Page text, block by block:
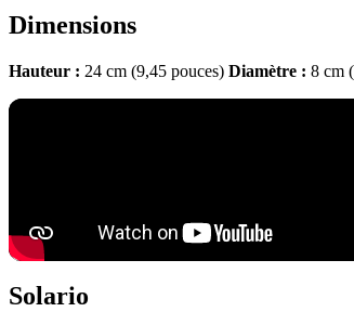
Dimensions
Hauteur : 24 cm (9,45 pouces) Diamètre : 8 cm
Solario